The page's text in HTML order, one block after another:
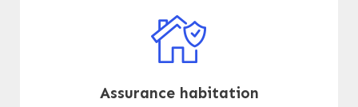
Assurance habitation